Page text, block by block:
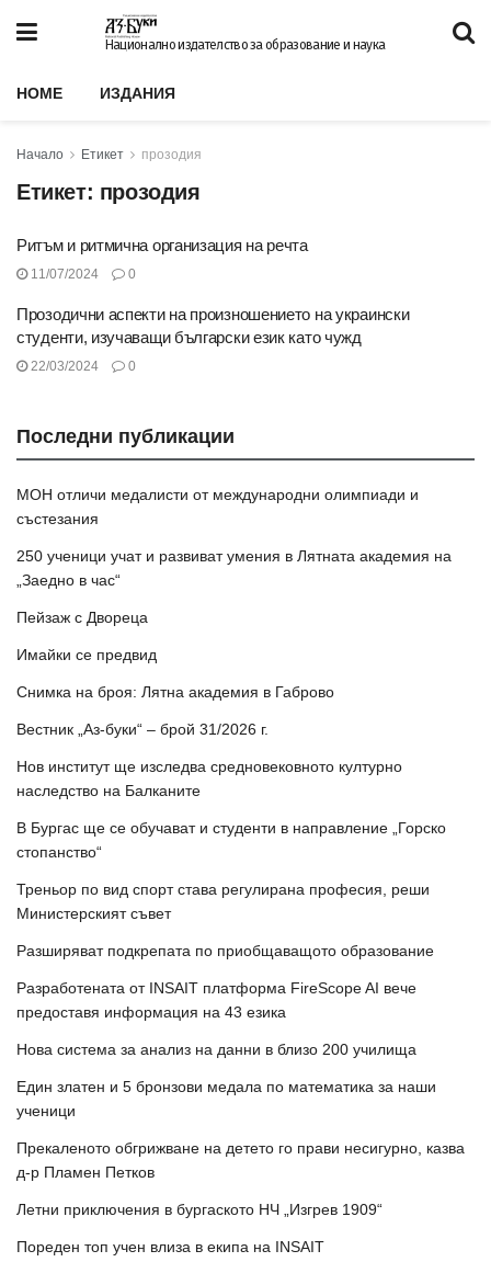
Национално издателство за образование и наука
HOME ИЗДАНИЯ
Начало Етикет прозодия
Етикет: прозодия
Ритъм и ритмична организация на речта
11/07/2024 0
Прозодични аспекти на произношението на украински
студенти, изучаващи български език като чужд
22/03/2024 0
Последни публикации
МОН отличи медалисти от международни олимпиади и
състезания
250 ученици учат и развиват умения в Лятната академия на
„Заедно в час“
Пейзаж с Двореца
Имайки се предвид
Снимка на броя: Лятна академия в Габрово
Вестник „Аз-буки“ – брой 31/2026 г.
Нов институт ще изследва средновековното културно
наследство на Балканите
В Бургас ще се обучават и студенти в направление „Горско
стопанство“
Треньор по вид спорт става регулирана професия, реши
Министерският съвет
Разширяват подкрепата по приобщаващото образование
Разработената от INSAIT платформа FireScope AI вече
предоставя информация на 43 езика
Нова система за анализ на данни в близо 200 училища
Един златен и 5 бронзови медала по математика за наши
ученици
Прекаленото обгрижване на детето го прави несигурно, казва
д-р Пламен Петков
Летни приключения в бургаското НЧ „Изгрев 1909“
Пореден топ учен влиза в екипа на INSAIT